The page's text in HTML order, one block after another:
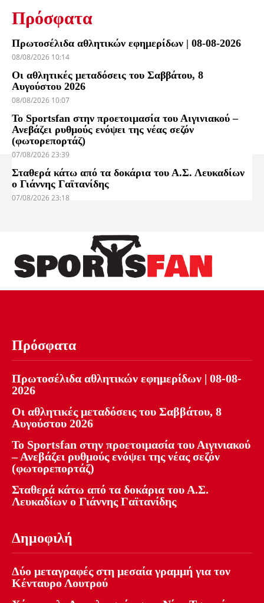
Πρόσφατα
Πρωτοσέλιδα αθλητικών εφημερίδων | 08-08-2026
08/08/2026 10:14
Οι αθλητικές μεταδόσεις του Σαββάτου, 8
Αυγούστου 2026
08/08/2026 10:07
Το Sportsfan στην προετοιμασία του Αιγινιακού –
Ανεβάζει ρυθμούς ενόψει της νέας σεζόν
(φωτορεπορτάζ)
07/08/2026 23:39
Σταθερά κάτω από τα δοκάρια του Α.Σ. Λευκαδίων
ο Γιάννης Γαϊτανίδης
07/08/2026 23:18
Πρόσφατα
Πρωτοσέλιδα αθλητικών εφημερίδων | 08-08-
2026
Οι αθλητικές μεταδόσεις του Σαββάτου, 8
Αυγούστου 2026
Το Sportsfan στην προετοιμασία του Αιγινιακού
– Ανεβάζει ρυθμούς ενόψει της νέας σεζόν
(φωτορεπορτάζ)
Σταθερά κάτω από τα δοκάρια του Α.Σ.
Λευκαδίων ο Γιάννης Γαϊτανίδης
Δημοφιλή
Δύο μεταγραφές στη μεσαία γραμμή για τον
Κένταυρο Λουτρού